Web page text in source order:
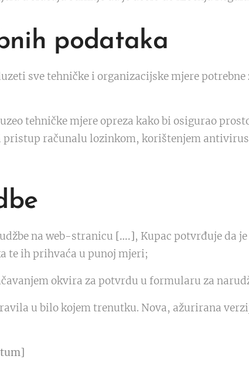
podataka
sve tehničke i organizacijske mjere
tehničke mjere opreza kako bi osigurao
pristup računalu lozinkom, korištenjem
na web-stranicu [….], Kupac potvrđuje da
te ih prihvaća u punoj mjeri;
okvira za potvrdu u formularu za
u bilo kojem trenutku. Nova, ažurirana